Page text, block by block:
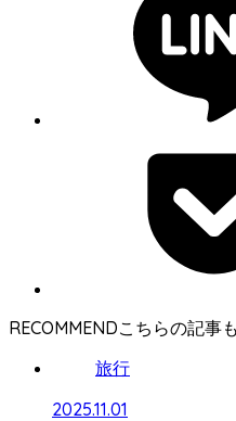
RECOMMEND
旅行
2025.11.01